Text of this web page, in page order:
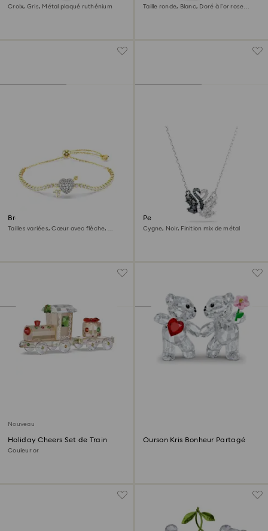
Croix, Gris, Métal plaqué ruthénium
Taille ronde, Blanc, Doré à l’or rose
Bracelet Idyllia
Tailles variées, Cœur avec flèche,
Pendentif Swan
Cygne, Noir, Finition mix de métal
Nouveau
Holiday Cheers Set de Train
Couleur or
Ourson Kris Bonheur Partagé